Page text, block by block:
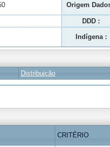
Origem
DDD :
Indígena :
Distribuição
CRITÉRIO